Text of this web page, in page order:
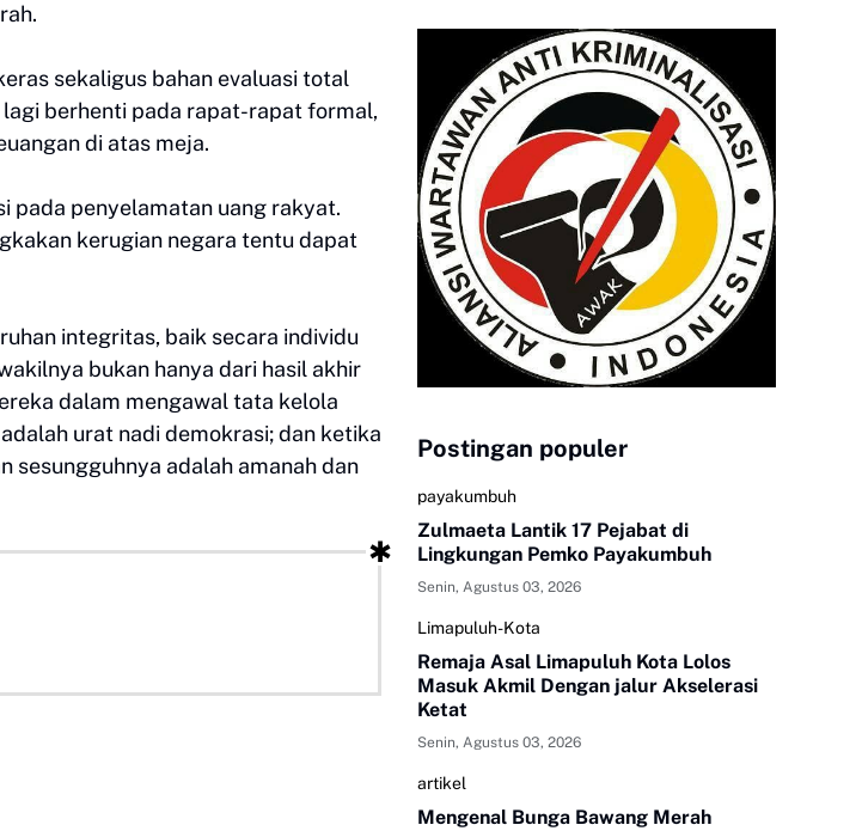
sekaligus bahan evaluasi total
lagi berhenti pada rapat-rapat formal,
di atas meja.
pada penyelamatan uang rakyat.
kerugian negara tentu dapat
integritas, baik secara individu
bukan hanya dari hasil akhir
dalam mengawal tata kelola
urat nadi demokrasi; dan ketika
sesungguhnya adalah amanah dan
Postingan populer
payakumbuh
Zulmaeta Lantik 17 Pejabat di
Lingkungan Pemko Payakumbuh
Senin, Agustus 03, 2026
Limapuluh-Kota
Remaja Asal Limapuluh Kota Lolos
Masuk Akmil Dengan jalur Akselerasi
Ketat
Senin, Agustus 03, 2026
artikel
Mengenal Bunga Bawang Merah